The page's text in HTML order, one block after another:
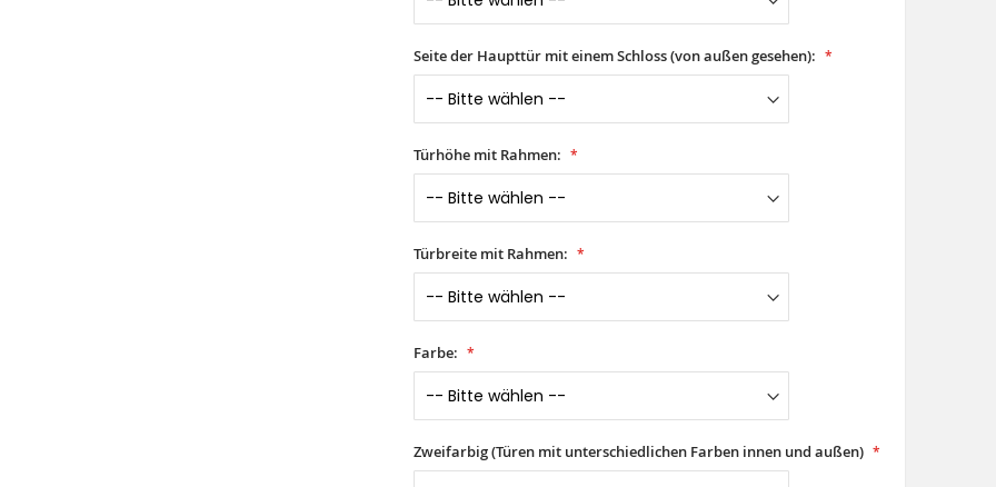
Seite der Haupttür mit einem Schloss (von außen gesehen):
Türhöhe mit Rahmen:
Türbreite mit Rahmen:
Farbe:
Zweifarbig (Türen mit unterschiedlichen Farben innen und außen)